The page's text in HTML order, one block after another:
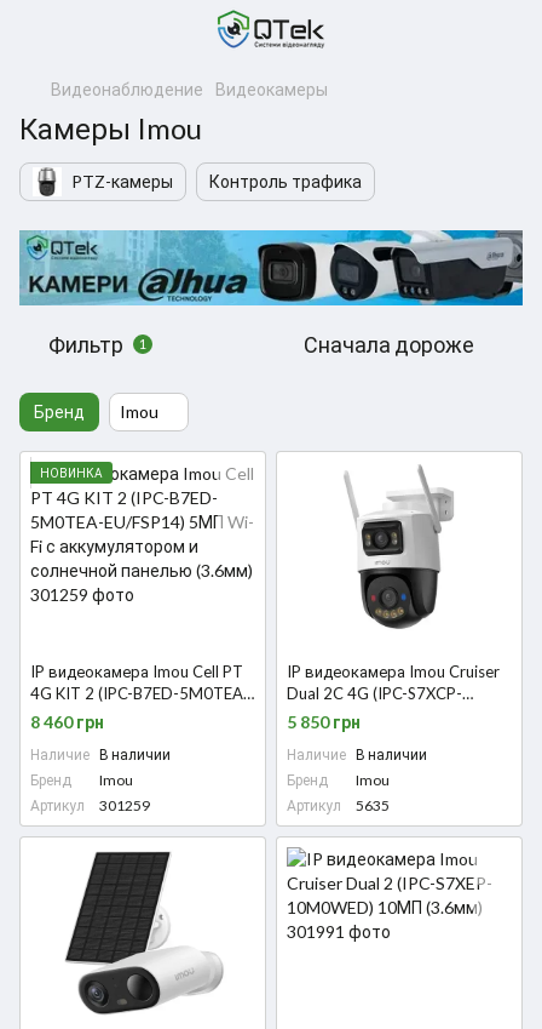
Видеонаблюдение Видеокамеры
Камеры Imou
PTZ-камеры Контроль трафика
Фильтр 1 Сначала дороже
Бренд Imou
НОВИНКА
IP видеокамера Imou Cell PT
4G KIT 2 (IPC-B7ED-5M0TEA-
EU/FSP14) 5МП Wi-Fi с
аккумулятором и солнечной
панелью (3.6мм)
8 460 грн
Наличие В наличии
Бренд
Imou
Артикул
301259
IP видеокамера Imou Cruiser
Dual 2C 4G (IPC-S7XCP-
6M1TED-EU) 3+3МП (3.6мм)
5 850 грн
Наличие В наличии
Бренд
Imou
Артикул
5635